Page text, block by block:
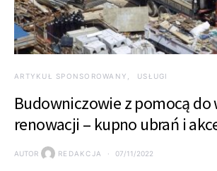
ARTYKUŁ SPONSOROWANY USŁUGI
Budowniczowie z pomocą do
renowacji – kupno ubrań i
AUTOR REDAKCJA 07/11/2022